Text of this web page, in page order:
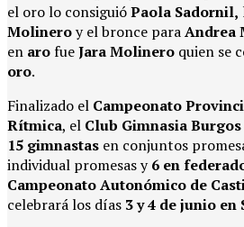
el oro lo consiguióPaola Sadornil,
Molineroy el bronce paraAndrea
en aro fueJara Molinero quien se
oro.
Finalizado el Campeonato
Rítmica, el Club Gimnasia Burgos
15 gimnastas en conjuntos
individual promesas y6 en
Campeonato Autonómico de
celebrará los días 3 y 4 de junio en